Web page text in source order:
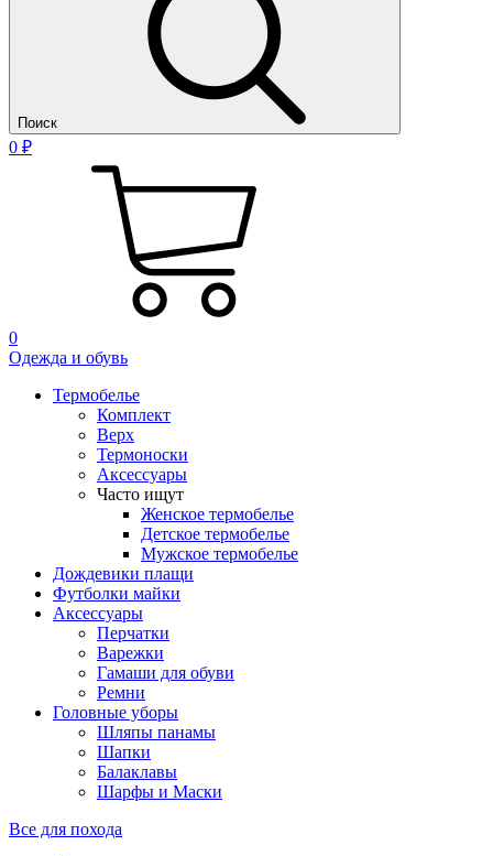
Поиск
0 ₽
0
Одежда и обувь
Термобелье
Комплект
Верх
Термоноски
Аксессуары
Часто ищут
Женское термобелье
Детское термобелье
Мужское термобелье
Дождевики плащи
Футболки майки
Аксессуары
Перчатки
Варежки
Гамаши для обуви
Ремни
Головные уборы
Шляпы панамы
Шапки
Балаклавы
Шарфы и Маски
Все для похода